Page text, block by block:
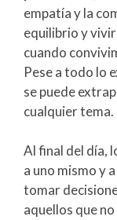
empatía y la
equilibrio y
cuando
Pese a todo lo
se puede
cualquier tema.
Al final del día,
a uno mismo y
tomar
aquellos que